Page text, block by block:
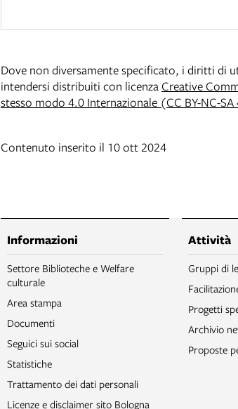
Dove non diversamente specificato, i diritti di
intendersi distribuiti con licenzaCreative
stesso modo 4.0 Internazionale (CC BY-NC-
Contenuto inserito il 10 ott 2024
Informazioni
Settore Biblioteche e Welfare
culturale
Area stampa
Documenti
Seguici sui social
Statistiche
Trattamento dei dati personali
Licenze e disclaimer sito Bologna
Attività
Gruppi di
Progetti
Archivio
Proposte